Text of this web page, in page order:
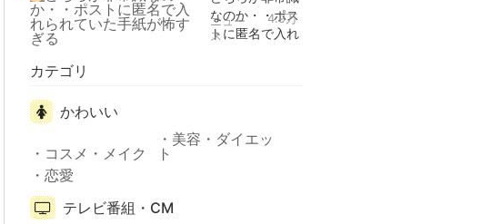
なのか・・ポス
トに匿名で入れ
ニュー
ス
4.9万
カテゴリ
かわいい
コスメ・メイク
美容・ダイエッ
ト
恋愛
テレビ番組・CM